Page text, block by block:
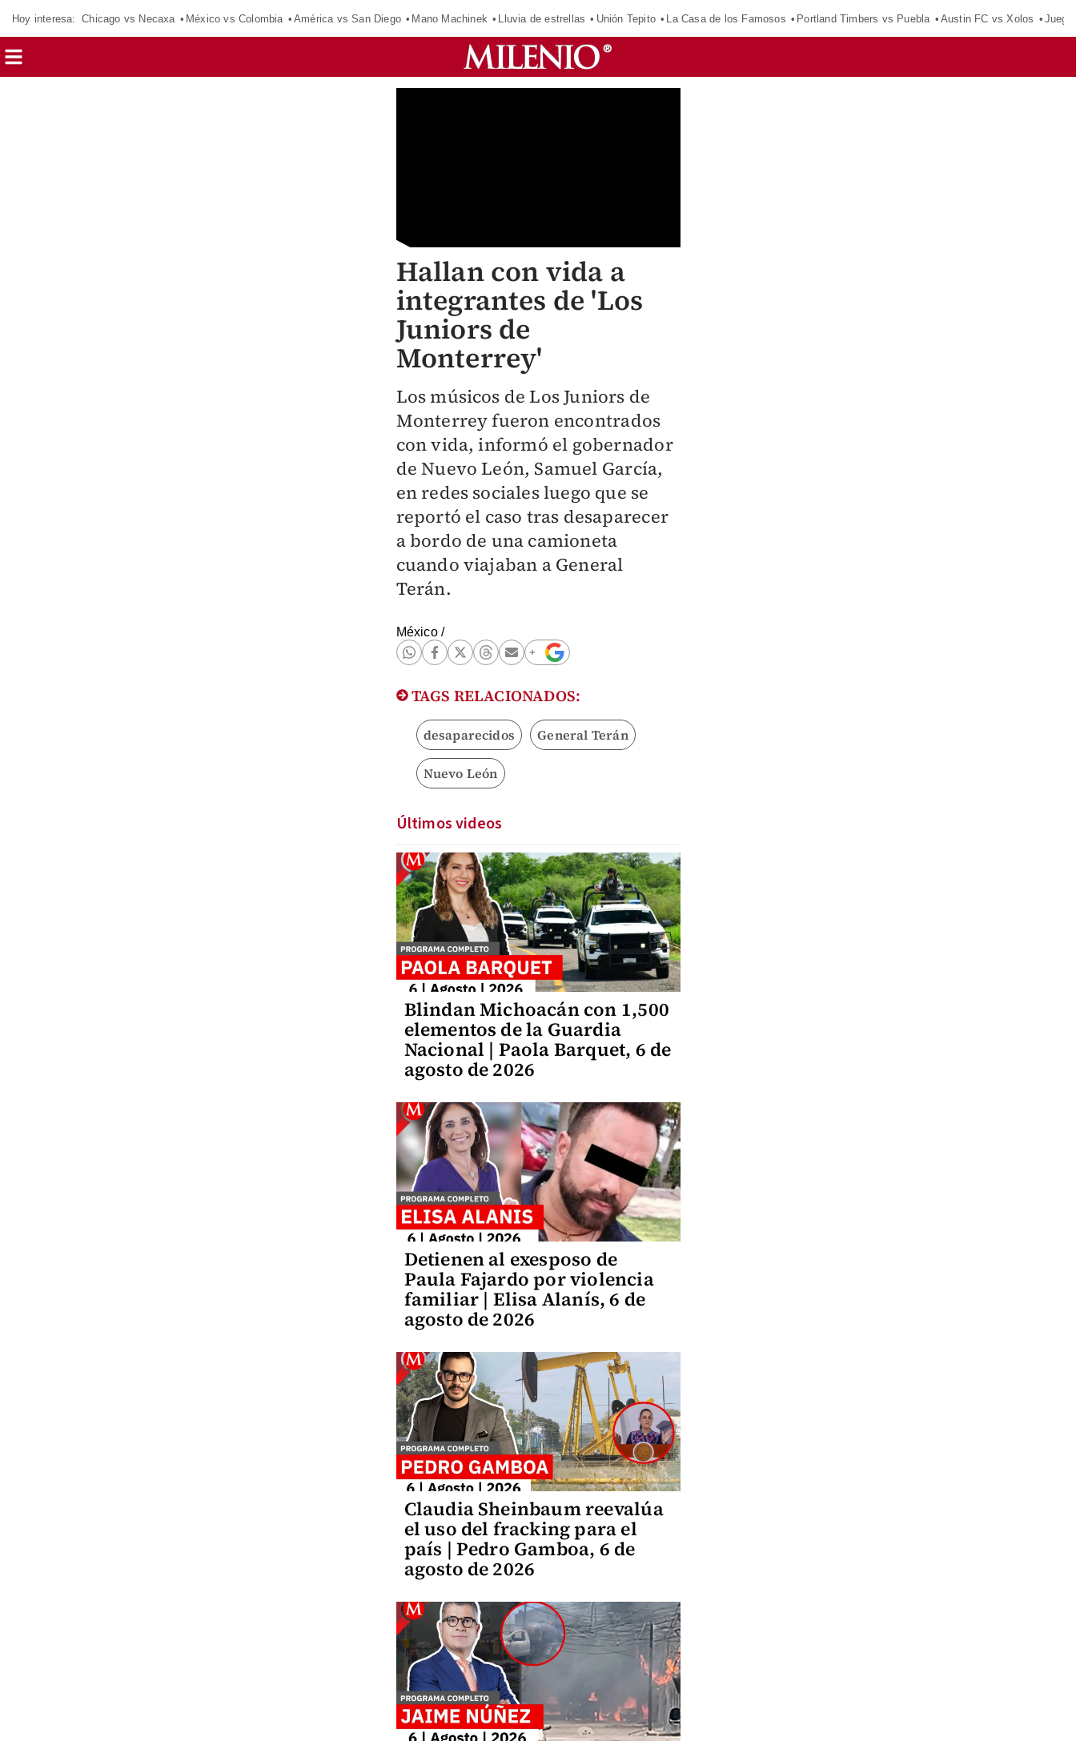
Hoy interesa: Chicago vs Necaxa México vs Colombia América vs San Diego Mano Machinek Lluvia de estrellas Unión Tepito La Casa de los Famosos Portland Timbers vs Puebla Austin FC vs Xolos
Hallan con vida a
integrantes de 'Los
Juniors de
Monterrey'
Los músicos de Los Juniors de
Monterrey fueron encontrados
con vida, informó el gobernador
de Nuevo León, Samuel García,
en redes sociales luego que se
reportó el caso tras desaparecer
a bordo de una camioneta
cuando viajaban a General
Terán.
México/
TAGS RELACIONADOS:
desaparecidos General Terán
Nuevo León
Últimos videos
Blindan Michoacán con 1,500
elementos de la Guardia
Nacional | Paola Barquet, 6 de
agosto de 2026
Detienen al exesposo de
Paula Fajardo por violencia
familiar | Elisa Alanís, 6 de
agosto de 2026
Claudia Sheinbaum reevalúa
el uso del fracking para el
país | Pedro Gamboa, 6 de
agosto de 2026